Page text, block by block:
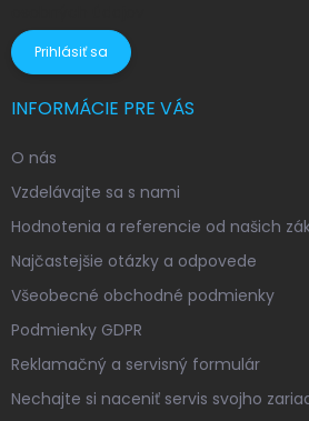
Prihlásiť sa
INFORMÁCIE PRE VÁS
O nás
Vzdelávajte sa s nami
Hodnotenia a referencie od našich
Najčastejšie otázky a odpovede
Všeobecné obchodné podmienky
Podmienky GDPR
Reklamačný a servisný formulár
Nechajte si naceniť servis svojho